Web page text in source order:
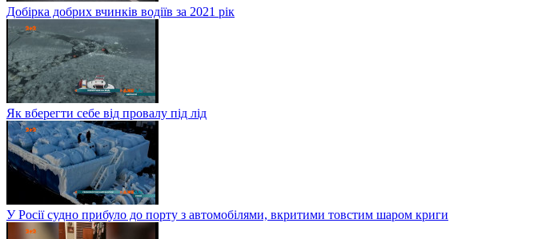
Добірка добрих вчинків водіїв за 2021 рік
Як вберегти себе від провалу під лід
У Росії судно прибуло до порту з автомобілями, вкритими товстим шаром криги